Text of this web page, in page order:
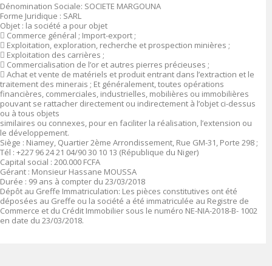
Dénomination Sociale: SOCIETE MARGOUNA
Forme Juridique : SARL
Objet : la société a pour objet
 Commerce général ; Import-export ;
 Exploitation, exploration, recherche et prospection minières ;
 Exploitation des carrières ;
 Commercialisation de l’or et autres pierres précieuses ;
 Achat et vente de matériels et produit entrant dans l’extraction et le
traitement des minerais ; Et généralement, toutes opérations
financières, commerciales, industrielles, mobilières ou immobilières
pouvant se rattacher directement ou indirectement à l’objet ci-dessus
ou à tous objets
similaires ou connexes, pour en faciliter la réalisation, l’extension ou
le développement.
Siège : Niamey, Quartier 2ème Arrondissement, Rue GM-31, Porte 298 ;
Tél : +227 96 24 21 04/90 30 10 13 (République du Niger)
Capital social : 200.000 FCFA
Gérant : Monsieur Hassane MOUSSA
Durée : 99 ans à compter du 23/03/2018
Dépôt au Greffe Immatriculation: Les pièces constitutives ont été
déposées au Greffe ou la société a été immatriculée au Registre de
Commerce et du Crédit Immobilier sous le numéro NE-NIA-2018-B- 1002
en date du 23/03/2018.